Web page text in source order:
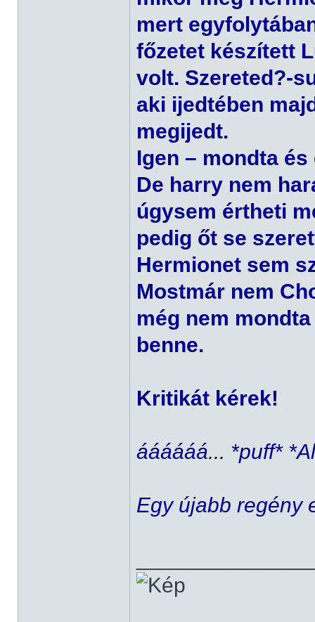
mert
főzetet készített
volt. Szereted?-
aki ijedtében
megijedt.
Igen – mondta
De harry nem
úgysem értheti
pedig őt se
Hermionet sem
Mostmár nem
még nem
benne.
Kritikát kérek!
áááááá... *puff*
Egy újabb regény